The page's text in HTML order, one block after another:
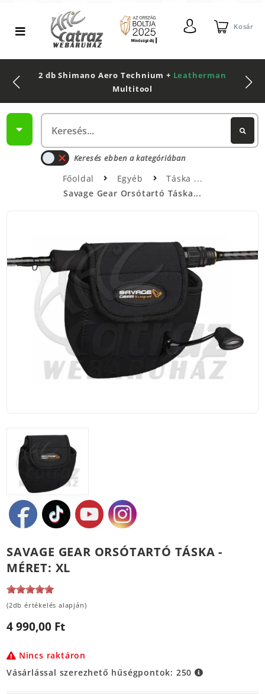
Kosár
2 db Shimano Aero Technium + Leatherman
Multitool
Keresés ebben a kategóriában
Főoldal Egyéb
Táska
Savage Gear Orsótartó Táska...
SAVAGE GEAR ORSÓTARTÓ TÁSKA -
MÉRET: XL
(2db értékelés alapján)
4 990,00 Ft
Nincs raktáron
Vásárlással szerezhető hűségpontok: 250